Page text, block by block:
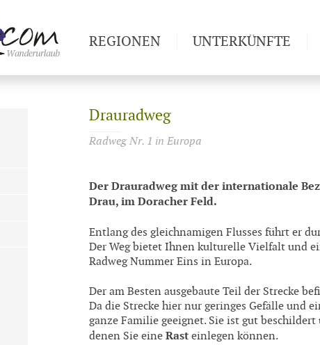
Drauradweg
Radweg Nr. 1 in Europa
Der Drauradweg mit der internationale
Drau, im Doracher Feld.
Entlang des gleichnamigen Flusses führt er
Der Weg bietet Ihnen kulturelle Vielfalt und
Radweg Nummer Eins in Europa.
Der am Besten ausgebaute Teil der Strecke
Da die Strecke hier nur geringes Gefälle und
ganze Familie geeignet. Sie ist gut
denen Sie eine Rast einlegen können.
REGIONEN UNTERKÜNFTE